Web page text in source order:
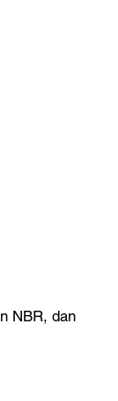
NBR, dan